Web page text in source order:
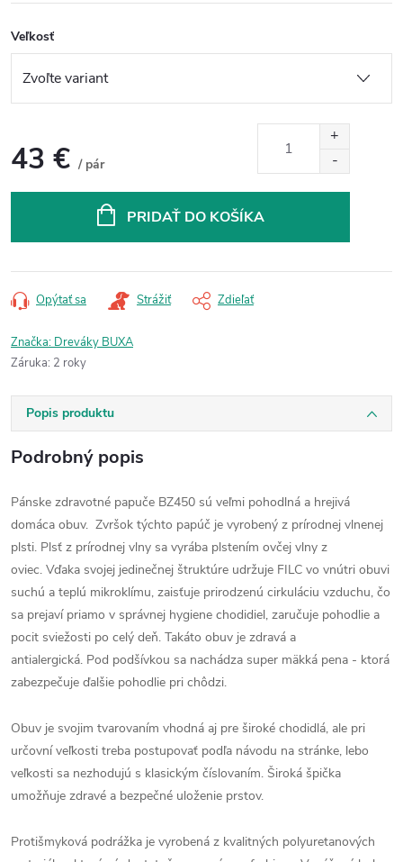
Veľkosť
43 € / pár
PRIDAŤ DO KOŠÍKA
Opýtať sa Strážiť Zdieľať
Značka: Dreváky BUXA
Záruka: 2 roky
Popis produktu
Podrobný popis
Pánske zdravotné papuče BZ450 sú veľmi pohodlná a hrejivá
domáca obuv. Zvršok týchto papúč je vyrobený z prírodnej vlnenej
plsti. Plsť z prírodnej vlny sa vyrába plstením ovčej vlny z
oviec. Vďaka svojej jedinečnej štruktúre udržuje FILC vo vnútri obuvi
suchú a teplú mikroklímu, zaisťuje prirodzenú cirkuláciu vzduchu, čo
sa prejaví priamo v správnej hygiene chodidiel, zaručuje pohodlie a
pocit sviežosti po celý deň. Takáto obuv je zdravá a
antialergická. Pod podšívkou sa nachádza super mäkká pena - ktorá
zabezpečuje ďalšie pohodlie pri chôdzi.
Obuv je svojim tvarovaním vhodná aj pre široké chodidlá, ale pri
určovní veľkosti treba postupovať podľa návodu na stránke, lebo
veľkosti sa nezhodujú s klasickým číslovaním. Široká špička
umožňuje zdravé a bezpečné uloženie prstov.
Protišmyková podrážka je vyrobená z kvalitných polyuretanových